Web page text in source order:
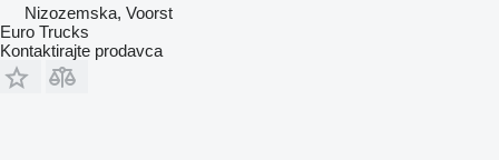
Nizozemska, Voorst
Euro Trucks
Kontaktirajte prodavca